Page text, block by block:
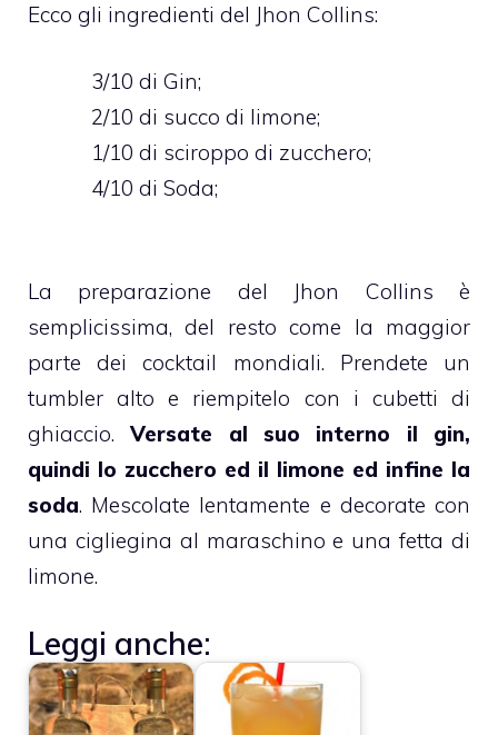
Ecco gli ingredienti del Jhon Collins:
3/10 di Gin;
2/10 di succo di limone;
1/10 di sciroppo di zucchero;
4/10 di Soda;
La preparazione del Jhon Collins è
semplicissima, del resto come la maggior
parte dei cocktail mondiali. Prendete un
tumbler alto e riempitelo con i cubetti di
ghiaccio. Versate al suo interno il gin,
quindi lo zucchero ed il limone ed infine la
soda. Mescolate lentamente e decorate con
una cigliegina al maraschino e una fetta di
limone.
Leggi anche: